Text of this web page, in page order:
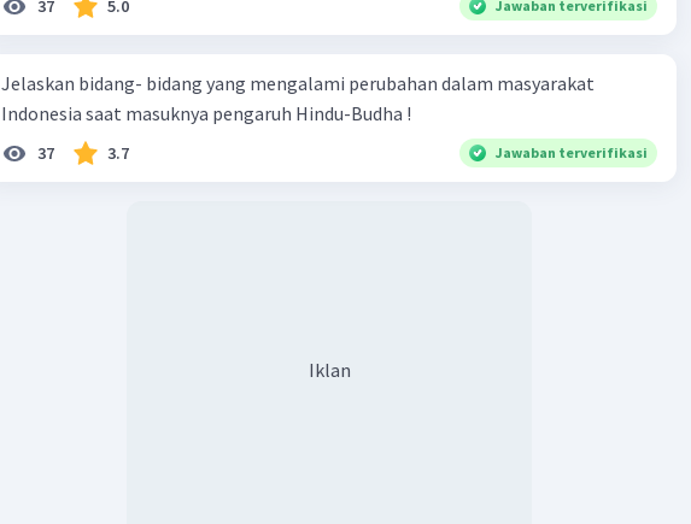
menganut paham Pancasila, bukan komunisme.
terpimpin akhirnya berakhir dengan peristiwa G30S/PKI pada tahun
1965.
37 5.0 Jawaban terverifikasi
Jelaskan bidang- bidang yang mengalami perubahan dalam masyarakat
Indonesia saat masuknya pengaruh Hindu-Budha !
37 3.7 Jawaban terverifikasi
Iklan